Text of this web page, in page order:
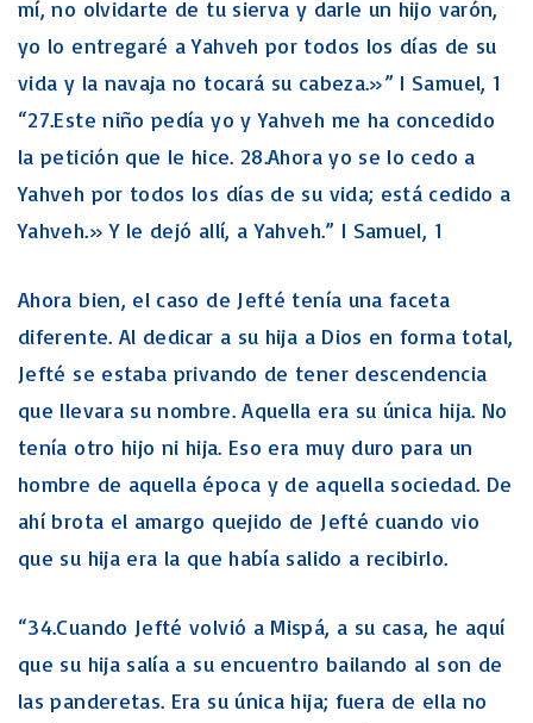
mí, no olvidarte de tu sierva y darle un hijo varón,
yo lo entregaré a Yahveh por todos los días de su
vida y la navaja no tocará su cabeza.»” I Samuel, 1
“27.Este niño pedía yo y Yahveh me ha concedido
la petición que le hice. 28.Ahora yo se lo cedo a
Yahveh por todos los días de su vida; está cedido a
Yahveh.» Y le dejó allí, a Yahveh.” I Samuel, 1
Ahora bien, el caso de Jefté tenía una faceta
diferente. Al dedicar a su hija a Dios en forma total,
Jefté se estaba privando de tener descendencia
que llevara su nombre. Aquella era su única hija. No
tenía otro hijo ni hija. Eso era muy duro para un
hombre de aquella época y de aquella sociedad. De
ahí brota el amargo quejido de Jefté cuando vio
que su hija era la que había salido a recibirlo.
“34.Cuando Jefté volvió a Mispá, a su casa, he aquí
que su hija salía a su encuentro bailando al son de
las panderetas. Era su única hija; fuera de ella no